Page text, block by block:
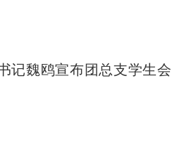
记魏鸥宣布团总支学生会